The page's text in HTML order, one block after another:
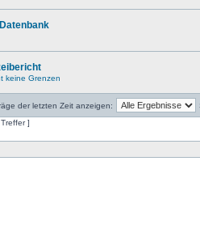
keine Grenzen
der letzten Zeit anzeigen:
]